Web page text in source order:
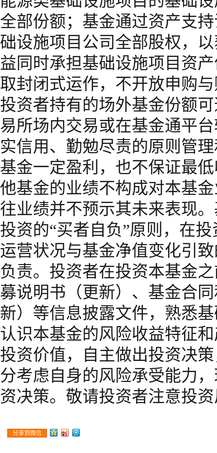
全部份额；基金通过资产支
础设施项目公司全部股权，
益同时承担基础设施项目资
取封闭式运作，不开放申购
投资者持有的场外基金份额
易所场内交易或在基金通平
实信用、勤勉尽责的原则管
基金一定盈利，也不保证最
他基金的业绩不构成对本基
往业绩并不预示其未来表现
投资的“买者自负”原则，在
运营状况与基金净值变化引
负责。投资者在投资本基金
募说明书（更新）、基金合
新）等信息披露文件，熟悉
认识本基金的风险收益特征
投资价值，自主做出投资决
分考虑自身的风险承受能力
资决策。敬请投资者注意投
分享到微信